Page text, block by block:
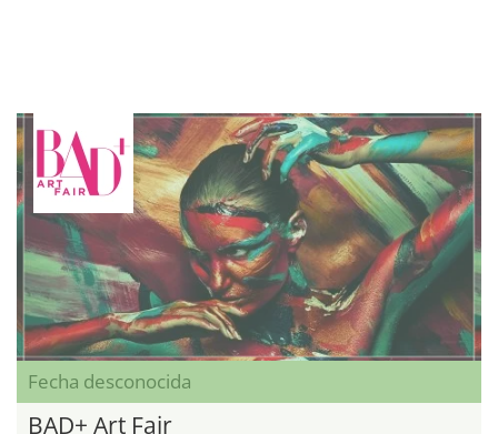
Fecha desconocida
BAD+ Art Fair